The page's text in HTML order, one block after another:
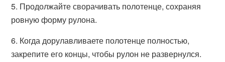
5. Продолжайте сворачивать полотенце, сохраняя
ровную форму рулона.
6. Когда дорулавливаете полотенце полностью,
закрепите его концы, чтобы рулон не развернулся.